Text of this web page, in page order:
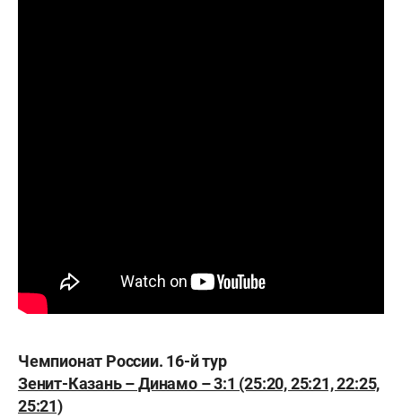
Чемпионат России. 16-й тур
Зенит-Казань – Динамо – 3:1 (25:20, 25:21, 22:25,
25:21)